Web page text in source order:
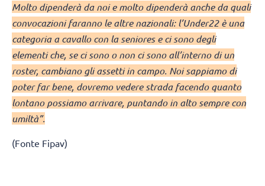
Molto dipenderà da noi e molto dipenderà anche da quali
convocazioni faranno le altre nazionali: l’Under22 è una
categoria a cavallo con la seniores e ci sono degli
elementi che, se ci sono o non ci sono all’interno di un
roster, cambiano gli assetti in campo. Noi sappiamo di
poter far bene, dovremo vedere strada facendo quanto
lontano possiamo arrivare, puntando in alto sempre con
umiltà”.
(Fonte Fipav)